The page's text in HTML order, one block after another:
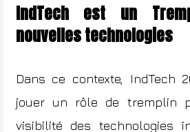
IndTech est un
nouvelles technologies
Dans ce contexte, IndTech
jouer un rôle de tremplin
visibilité des technologies